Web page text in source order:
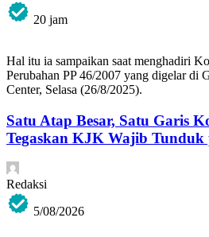
20 jam
Hal itu ia sampaikan saat menghadiri
Perubahan PP 46/2007 yang digelar di
Center, Selasa (26/8/2025).
Satu Atap Besar, Satu Garis
Tegaskan KJK Wajib
Redaksi
5/08/2026